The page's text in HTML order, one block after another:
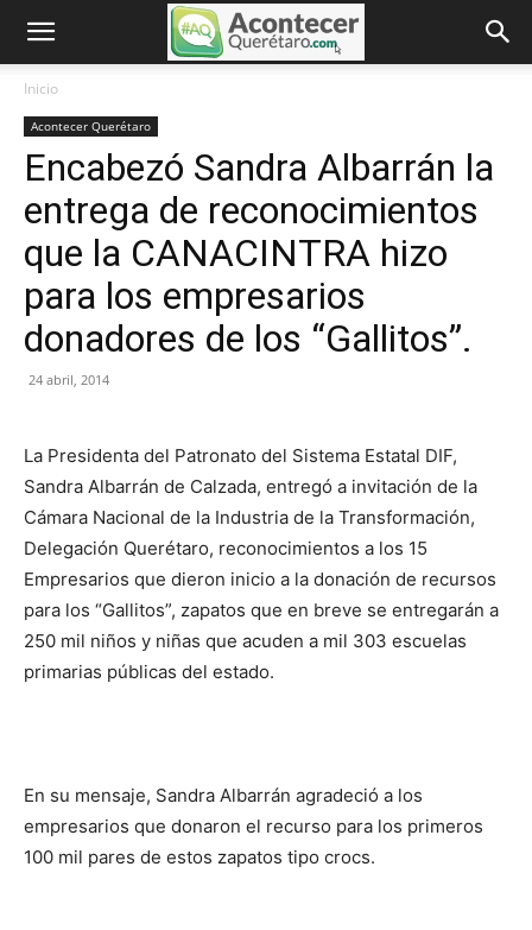
Inicio
Acontecer Querétaro
Encabezó Sandra Albarrán la
entrega de reconocimientos
que la CANACINTRA hizo
para los empresarios
donadores de los “Gallitos”.
24 abril, 2014
La Presidenta del Patronato del Sistema Estatal DIF,
Sandra Albarrán de Calzada, entregó a invitación de la
Cámara Nacional de la Industria de la Transformación,
Delegación Querétaro, reconocimientos a los 15
Empresarios que dieron inicio a la donación de recursos
para los “Gallitos”, zapatos que en breve se entregarán a
250 mil niños y niñas que acuden a mil 303 escuelas
primarias públicas del estado.
En su mensaje, Sandra Albarrán agradeció a los
empresarios que donaron el recurso para los primeros
100 mil pares de estos zapatos tipo crocs.